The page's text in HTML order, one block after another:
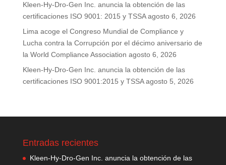
Kleen-Hy-Dro-Gen Inc. anuncia la obtención de las
certificaciones ISO 9001: 2015 y TSSA agosto 6, 2026
Lima acoge el Congreso Mundial de Compliance y
Lucha contra la Corrupción por el décimo aniversario de
la World Compliance Association agosto 6, 2026
Kleen-Hy-Dro-Gen Inc. anuncia la obtención de las
certificaciones ISO 9001:2015 y TSSA agosto 5, 2026
Entradas recientes
Kleen-Hy-Dro-Gen Inc. anuncia la obtención de las